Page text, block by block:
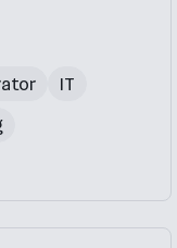
IT